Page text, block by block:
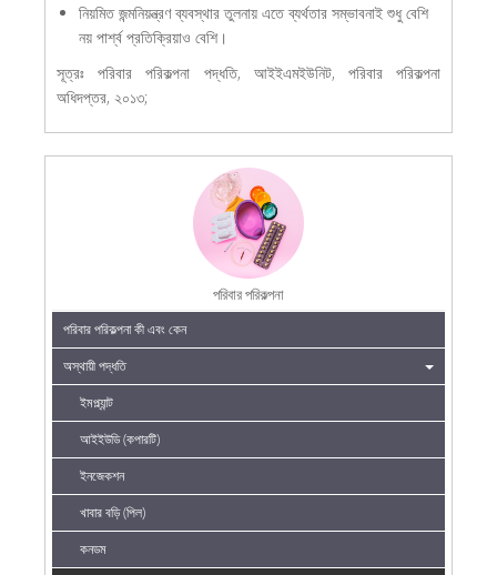
নিয়মিত জন্মনিয়ন্ত্রণ ব্যবস্থার তুলনায় এতে ব্যর্থতার সম্ভাবনাই শুধু বেশি
নয় পার্শ্ব প্রতিক্রিয়াও বেশি।
সূত্রঃ পরিবার পরিকল্পনা পদ্ধতি, আইইএমইউনিট, পরিবার পরিকল্পনা
অধিদপ্তর, ২০১৩;
পরিবার পরিকল্পনা
পরিবার পরিকল্পনা কী এবং কেন
অস্থায়ী পদ্ধতি
ইমপ্ল্যান্ট
আইইউডি (কপারটি)
ইনজেকশন
খাবার বড়ি (পিল)
কনডম